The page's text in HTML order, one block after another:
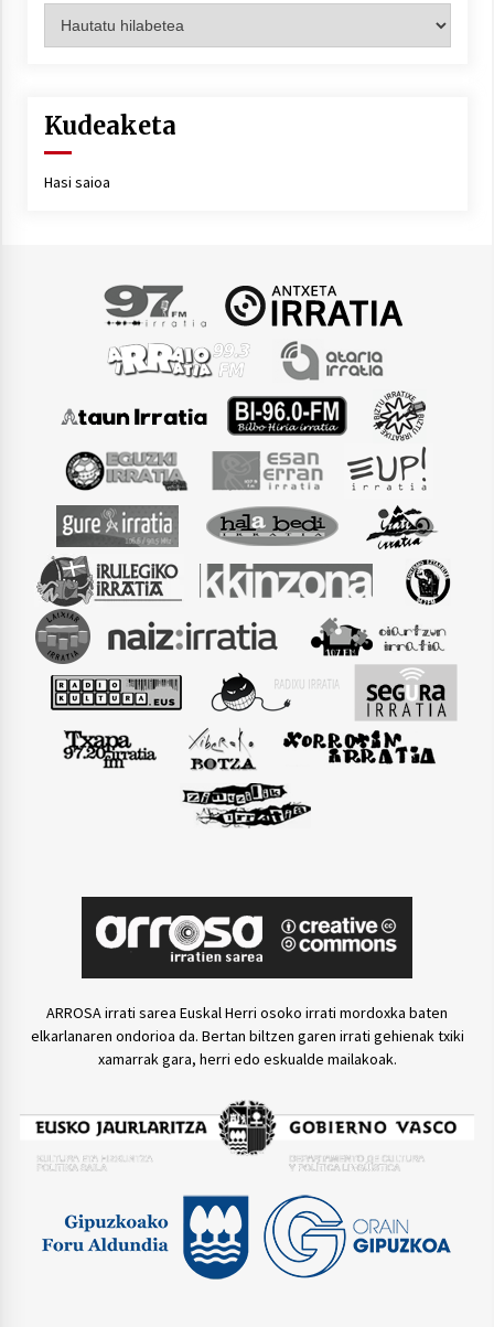
Kudeaketa
Hasi saioa
ARROSA irrati sarea Euskal Herri osoko irrati mordoxka baten
elkarlanaren ondorioa da. Bertan biltzen garen irrati gehienak txiki
xamarrak gara, herri edo eskualde mailakoak.